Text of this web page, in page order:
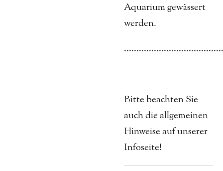
Aquarium gewässert
werden.
Bitte beachten Sie
auch die allgemeinen
Hinweise auf unserer
Infoseite!